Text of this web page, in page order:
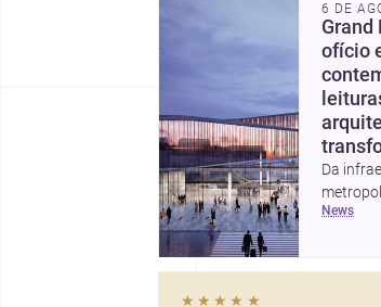
6 DE
Grand
ofício
Da
news
★★★★★